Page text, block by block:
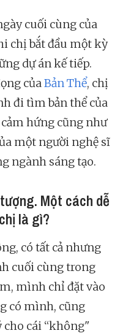
cuối cùng của
chị bắt đầu một kỳ
dự án kế tiếp.
củaBản Thể, chị
đi tìm bản thể của
hứng cũng như
một người nghệ sĩ
ngành sáng tạo.
Một cách dễ
là gì?
có tất cả nhưng
cuối cùng trong
mình chỉ đặt vào
có mình, cũng
cho cái “không"